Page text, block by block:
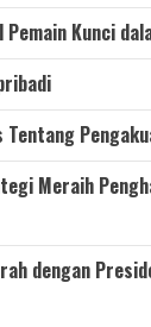
Kunci
Meraih
dengan